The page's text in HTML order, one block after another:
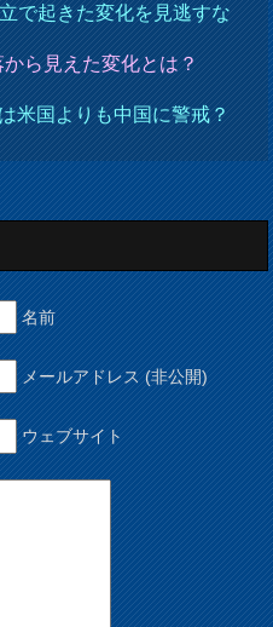
で起きた変化を見逃すな
ら見えた変化とは？
米国よりも中国に警戒？
名前
メールアドレス (非公開)
ウェブサイト